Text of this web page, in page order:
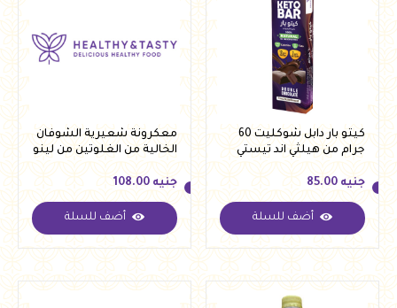
كيتو بار دابل شوكليت 60
جرام من هيلثي اند تيستي
جنيه
جنيه 85.00
أضف للسلة
معكرونة شعيرية الشوفان
الخالية من الغلوتين من لينو
250 جرام
جنيه
جنيه 108.00
أضف للسلة